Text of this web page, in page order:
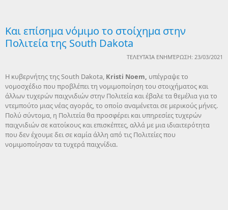
Και επίσημα νόμιμο το στοίχημα στην
Πολιτεία της South Dakota
ΤΕΛΕΥΤΑΊΑ ΕΝΗΜΈΡΩΣΗ: 23/03/2021
Η κυβερνήτης της South Dakota, Kristi Noem υπέγραψε το
νομοσχέδιο που προβλέπει τη νομιμοποίηση του στοιχήματος και
άλλων τυχερών παιχνιδιών στην Πολιτεία και έβαλε τα θεμέλια για το
ντεμπούτο μιας νέας αγοράς, το οποίο αναμένεται σε μερικούς μήνες.
Πολύ σύντομα, η Πολιτεία θα προσφέρει και υπηρεσίες τυχερών
παιχνιδιών σε κατοίκους και επισκέπτες, αλλά με μια ιδιαιτερότητα
που δεν έχουμε δει σε καμία άλλη από τις Πολιτείες που
νομιμοποίησαν τα τυχερά παιχνίδια.